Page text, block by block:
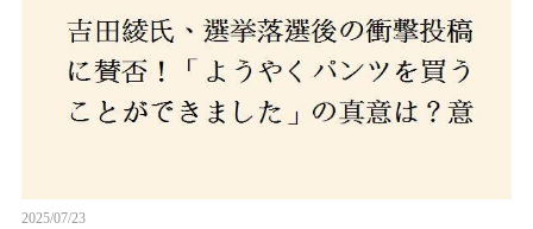
2025/07/23